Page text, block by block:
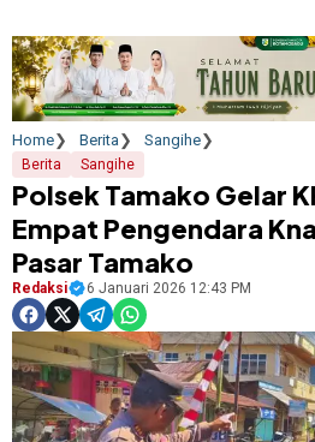
Home Berita Sangihe
Berita Sangihe
Polsek Tamako Gelar
Empat Pengendara
Pasar Tamako
Redaksi 6 Januari 2026 12:43 PM